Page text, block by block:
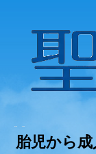
胎児から